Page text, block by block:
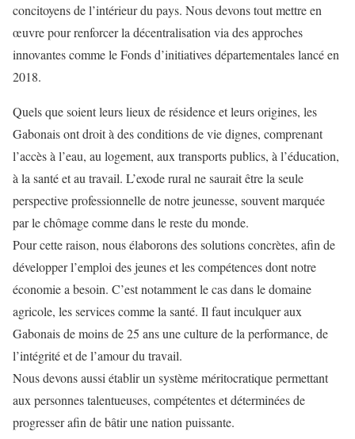
concitoyens de l’intérieur du pays. Nous devons tout mettre en
œuvre pour renforcer la décentralisation via des approches
innovantes comme le Fonds d’initiatives départementales lancé en
2018.
Quels que soient leurs lieux de résidence et leurs origines, les
Gabonais ont droit à des conditions de vie dignes, comprenant
l’accès à l’eau, au logement, aux transports publics, à l’éducation,
à la santé et au travail. L’exode rural ne saurait être la seule
perspective professionnelle de notre jeunesse, souvent marquée
par le chômage comme dans le reste du monde.
Pour cette raison, nous élaborons des solutions concrètes, afin de
développer l’emploi des jeunes et les compétences dont notre
économie a besoin. C’est notamment le cas dans le domaine
agricole, les services comme la santé. Il faut inculquer aux
Gabonais de moins de 25 ans une culture de la performance, de
l’intégrité et de l’amour du travail.
Nous devons aussi établir un système méritocratique permettant
aux personnes talentueuses, compétentes et déterminées de
progresser afin de bâtir une nation puissante.